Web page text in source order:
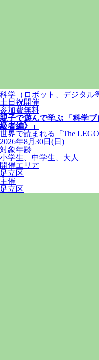
科学（ロボット、デジタル
土日祝開催
参加費無料
親子で遊んで学ぶ 「科学
級者編》」
世界で読まれる「The LEGO
2026年8月30日(日)
対象年齢
小学生、中学生、大人
開催エリア
足立区
主催
足立区